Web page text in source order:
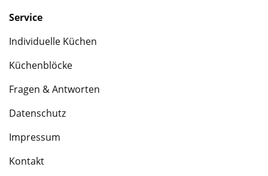
Service
Individuelle Küchen
Küchenblöcke
Fragen & Antworten
Datenschutz
Impressum
Kontakt